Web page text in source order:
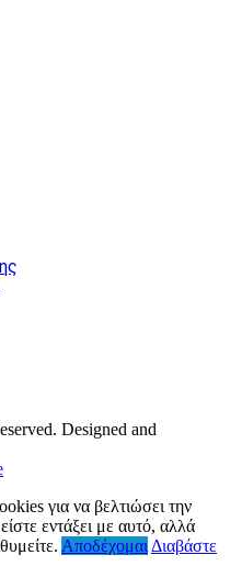
Designed and
για να βελτιώσει την
εντάξει με αυτό, αλλά
Αποδέχομαι Διαβάστε